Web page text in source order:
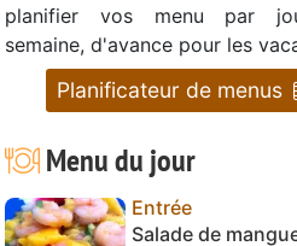
planifier vos menu par
semaine, d'avance pour les
Planificateur de menus
Menu du jour
Entrée
Salade de